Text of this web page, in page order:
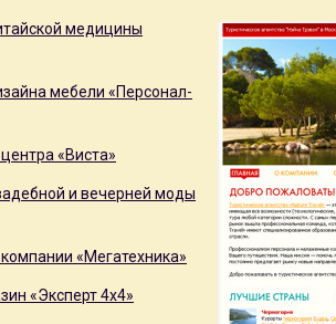
медицины
мебели «Персонал-
«Виста»
и вечерней моды
«Мегатехника»
«Эксперт 4x4»